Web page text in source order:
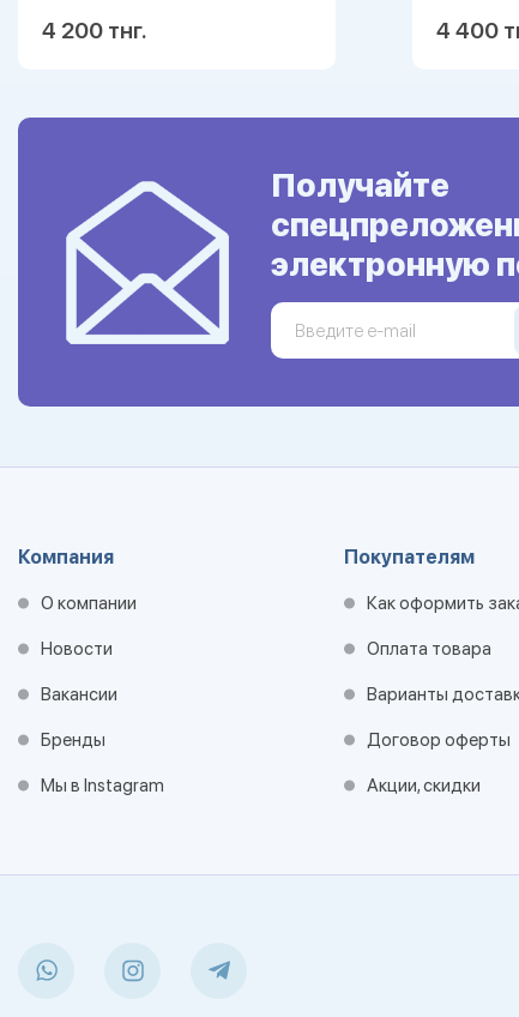
4 200 тнг. 4 400
Получайте
электронную
Компания
О компании
Новости
Вакансии
Бренды
Мы в Instagram
Покупателям
Как оформить
Оплата товара
Варианты
Договор оферты
Акции, скидки